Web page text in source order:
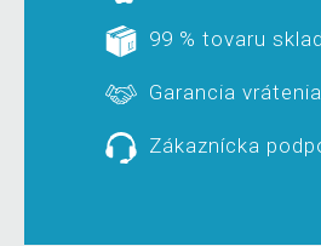
99 % tovaru
Garancia
Zákaznícka